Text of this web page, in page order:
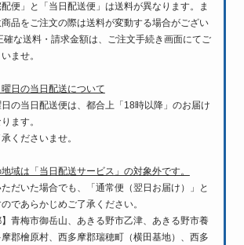
便」と「当日配送便」は送料が異なります。ま
品をご注文の際は送料が変動する場合がござい
確な送料・請求金額は、ご注文手続き画面にてご
ませ。
日の当日配送について
の当日配送便は、都合上「18時以降」のお届け
ます。
くださいませ。
域は「当日配送サービス」の対象外です。
だいた場合でも、「通常便（翌日お届け）」と
であらかじめご了承ください。
青梅市御岳山、あきる野市乙津、あきる野市養
郡檜原村、西多摩郡瑞穂町（横田基地）、西多